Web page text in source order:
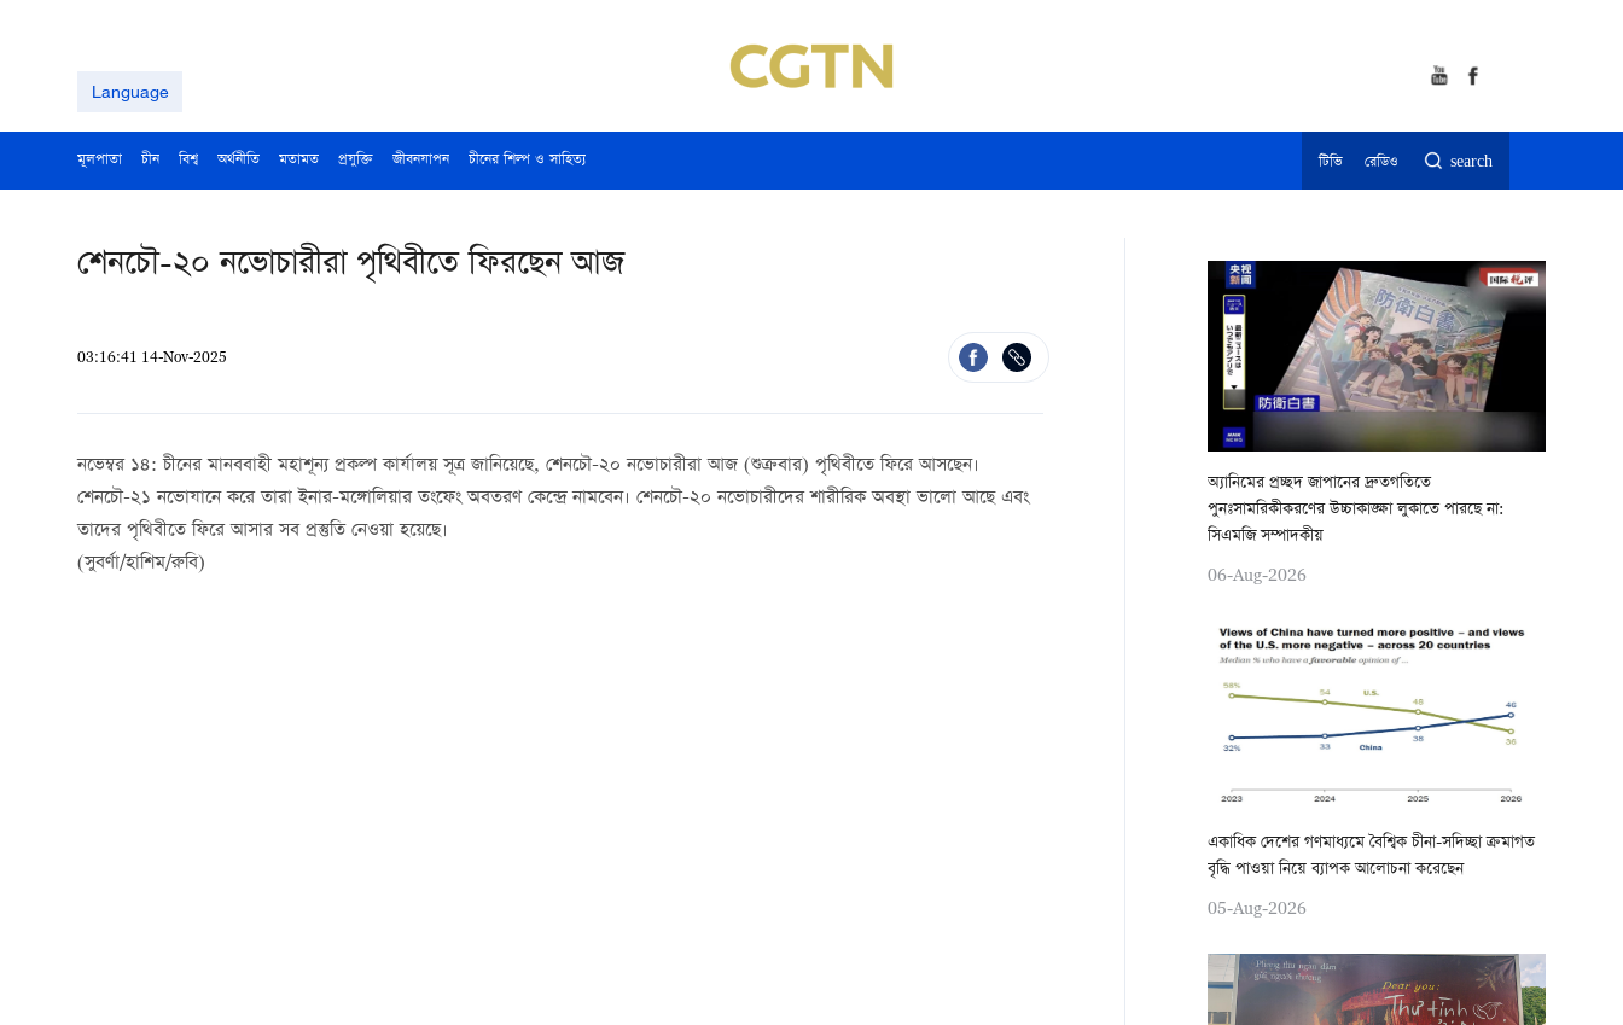
Language
মূলপাতা চীন বিশ্ব অর্থনীতি মতামত প্রযুক্তি জীবনযাপন চীনের শিল্প ও সাহিত্য টিভি রেডিও search
শেনচৌ-২০ নভোচারীরা পৃথিবীতে ফিরছেন আজ
03:16:41 14-Nov-2025
নভেম্বর ১৪: চীনের মানববাহী মহাশূন্য প্রকল্প কার্যালয় সূত্র জানিয়েছে, শেনচৌ-২০ নভোচারীরা আজ (শুক্রবার) পৃথিবীতে ফিরে আসছেন।
শেনচৌ-২১ নভোযানে করে তারা ইনার-মঙ্গোলিয়ার তংফেং অবতরণ কেন্দ্রে নামবেন। শেনচৌ-২০ নভোচারীদের শারীরিক অবস্থা ভালো আছে এবং
তাদের পৃথিবীতে ফিরে আসার সব প্রস্তুতি নেওয়া হয়েছে।
(সুবর্ণা/হাশিম/রুবি)
অ্যানিমের প্রচ্ছদ জাপানের দ্রুতগতিতে
পুনঃসামরিকীকরণের উচ্চাকাঙ্ক্ষা লুকাতে পারছে না:
সিএমজি সম্পাদকীয়
06-Aug-2026
একাধিক দেশের গণমাধ্যমে বৈশ্বিক চীনা-সদিচ্ছা ক্রমাগত
বৃদ্ধি পাওয়া নিয়ে ব্যাপক আলোচনা করেছেন
05-Aug-2026